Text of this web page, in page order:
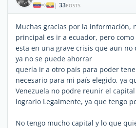
| 33POSTS
Muchas gracias por la información,
principal es ir a ecuador, pero como
esta en una grave crisis que aun
ya no se puede ahorrar
quería ir a otro país para poder
necesario para mi país elegido, ya
Venezuela no podre reunir el
lograrlo Legalmente, ya que tengo
No tengo mucho capital y lo que